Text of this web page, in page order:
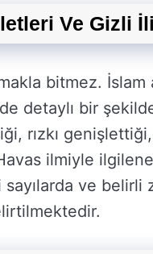
Ve Gizli
bitmez. İslam
detaylı bir
rızkı
ilmiyle
ve